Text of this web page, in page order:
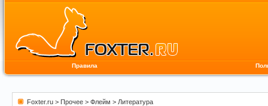
Правила
Foxter.ru > Прочее > Флейм > Литература